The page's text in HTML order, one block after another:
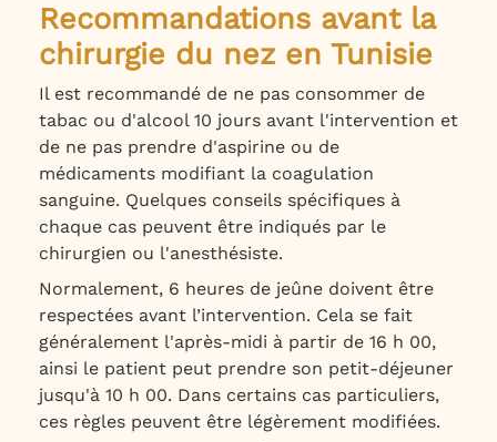
Recommandations avant la
chirurgie du nez en Tunisie
Il est recommandé de ne pas consommer de
tabac ou d'alcool 10 jours avant l'intervention et
de ne pas prendre d'aspirine ou de
médicaments modifiant la coagulation
sanguine. Quelques conseils spécifiques à
chaque cas peuvent être indiqués par le
chirurgien ou l'anesthésiste.
Normalement, 6 heures de jeûne doivent être
respectées avant l’intervention. Cela se fait
généralement l'après-midi à partir de 16 h 00,
ainsi le patient peut prendre son petit-déjeuner
jusqu'à 10 h 00. Dans certains cas particuliers,
ces règles peuvent être légèrement modifiées.